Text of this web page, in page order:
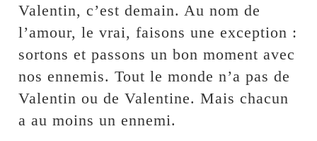
Valentin, c’est demain. Au nom de
l’amour, le vrai, faisons une exception :
sortons et passons un bon moment avec
nos ennemis. Tout le monde n’a pas de
Valentin ou de Valentine. Mais chacun
a au moins un ennemi.